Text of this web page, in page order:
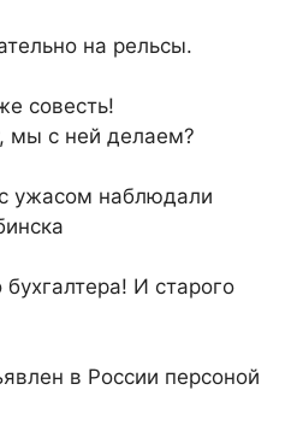
на рельсы.
совесть!
мы с ней делаем?
ужасом наблюдали
И старого
в России персоной